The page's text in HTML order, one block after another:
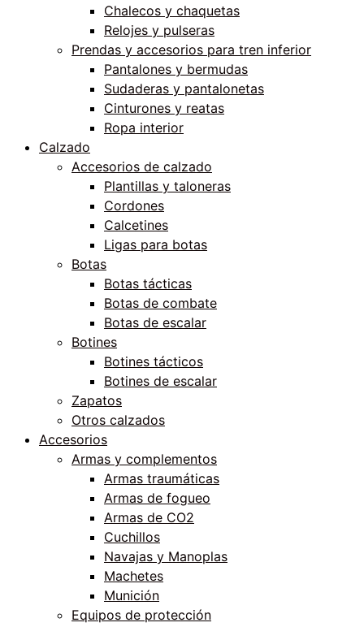
Chalecos y chaquetas
Relojes y pulseras
Prendas y accesorios para tren inferior
Pantalones y bermudas
Sudaderas y pantalonetas
Cinturones y reatas
Ropa interior
Calzado
Accesorios de calzado
Plantillas y taloneras
Cordones
Calcetines
Ligas para botas
Botas
Botas tácticas
Botas de combate
Botas de escalar
Botines
Botines tácticos
Botines de escalar
Zapatos
Otros calzados
Accesorios
Armas y complementos
Armas traumáticas
Armas de fogueo
Armas de CO2
Cuchillos
Navajas y Manoplas
Machetes
Munición
Equipos de protección